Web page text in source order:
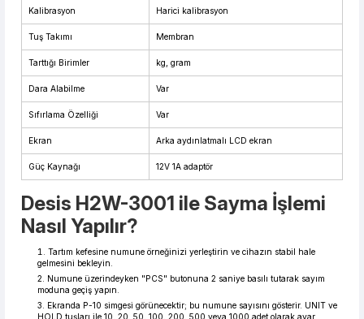
Kalibrasyon Harici kalibrasyon
Tuş Takımı Membran
Tarttığı Birimler kg, gram
Dara Alabilme Var
Sıfırlama Özelliği Var
Ekran Arka aydınlatmalı LCD ekran
Güç Kaynağı 12V 1A adaptör
Desis H2W-3001 ile Sayma İşlemi
Nasıl Yapılır?
Tartım kefesine numune örneğinizi yerleştirin ve cihazın stabil hale
gelmesini bekleyin.
Numune üzerindeyken "PCS" butonuna 2 saniye basılı tutarak sayım
moduna geçiş yapın.
Ekranda P-10 simgesi görünecektir; bu numune sayısını gösterir. UNIT ve
HOLD tuşları ile 10, 20, 50, 100, 200, 500 veya 1000 adet olarak ayar